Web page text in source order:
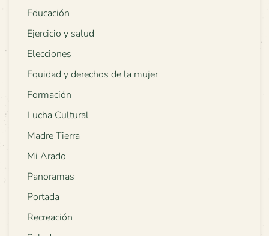
Educación
Ejercicio y salud
Elecciones
Equidad y derechos de la mujer
Formación
Lucha Cultural
Madre Tierra
Mi Arado
Panoramas
Portada
Recreación